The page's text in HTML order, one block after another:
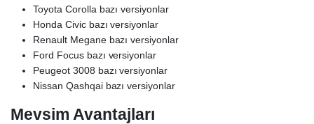
Toyota Corolla bazı versiyonlar
Honda Civic bazı versiyonlar
Renault Megane bazı versiyonlar
Ford Focus bazı versiyonlar
Peugeot 3008 bazı versiyonlar
Nissan Qashqai bazı versiyonlar
Mevsim Avantajları